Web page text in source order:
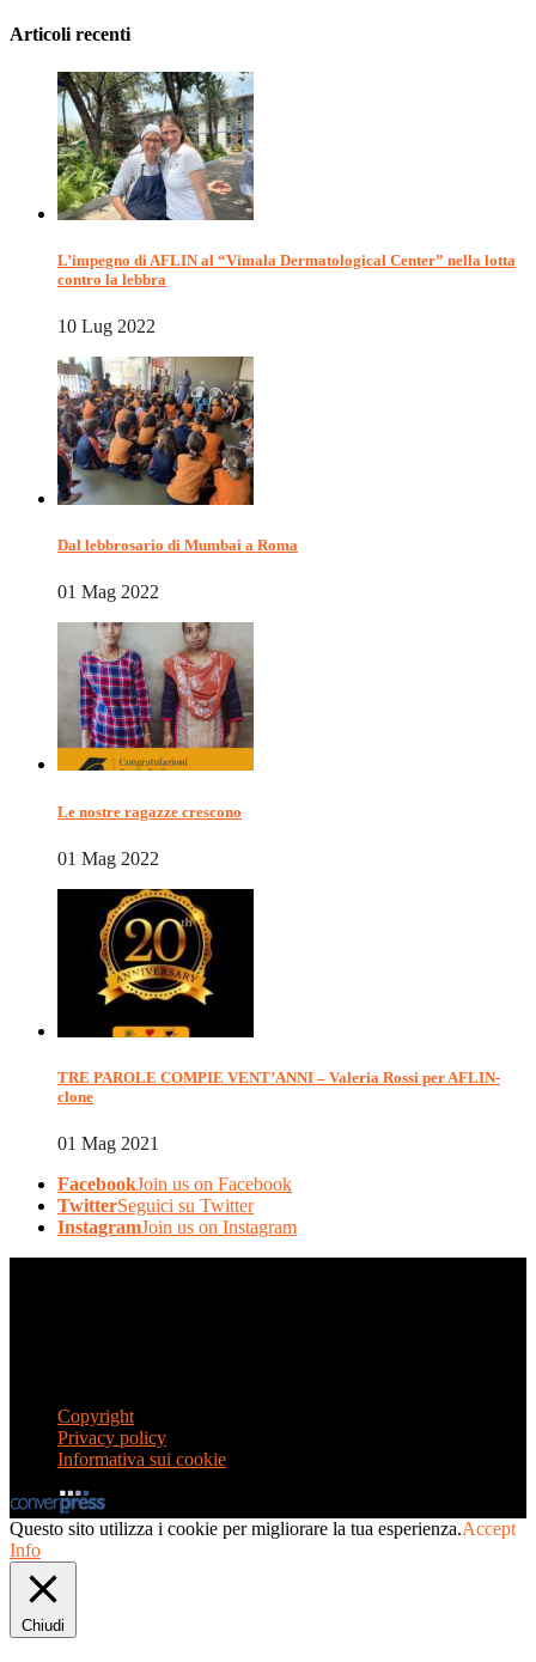
Articoli recenti
L’impegno di AFLIN al “Vimala Dermatological Center” nella lotta
contro la lebbra
10 Lug 2022
Dal lebbrosario di Mumbai a Roma
01 Mag 2022
Le nostre ragazze crescono
01 Mag 2022
TRE PAROLE COMPIE VENT’ANNI – Valeria Rossi per AFLIN-
clone
01 Mag 2021
FacebookJoin us on Facebook
TwitterSeguici su Twitter
InstagramJoin us on Instagram
Copyright
Privacy policy
Informativa sui cookie
Questo sito utilizza i cookie per migliorare la tua esperienza.Accept
Info
Chiudi